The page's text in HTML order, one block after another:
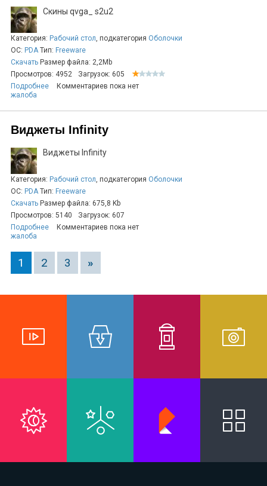
Скины qvga_ s2u2
Категория: Рабочий стол, подкатегория Оболочки
ОС: PDAТип: Freeware
Скачать Размер файла: 2,2Mb
Просмотров: 4952
Загрузок: 605
Подробнее
Комментариев пока нет
жалоба
Виджеты Infinity
Виджеты Infinity
Категория: Рабочий стол, подкатегория Оболочки
ОС: PDAТип: Freeware
Скачать Размер файла: 675,8 Kb
Просмотров: 5140
Загрузок: 607
Подробнее
Комментариев пока нет
жалоба
1 2 3 »